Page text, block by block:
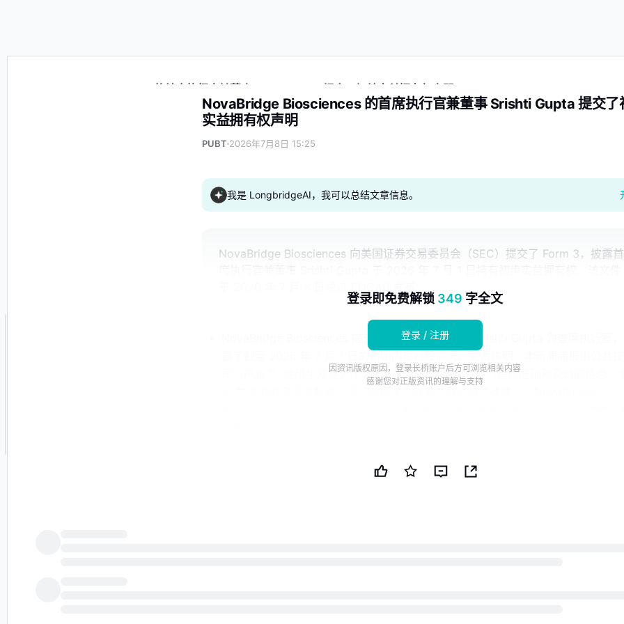
NovaBridge Biosciences 的首席执行官兼董事 Srishti Gupta 提交了初始实益拥有权声明
NovaBridge Biosciences 的首席执行官兼董事 Srishti Gupta 提交了
实益拥有权声明
PUBT 2026年7月8日 15:25
我是 LongbridgeAI，我可以总结文章信息。
NovaBridge Biosciences 向美国证券交易委员会（SEC）提交了 Form 3，披露首
NovaBridge Biosciences 提交了一份表格 3，任命 Srishti Gupta 为首席执行官，
司（PUBT）使用生成性人工智能创建。尽管 PUBT 努力提供准确和及时的信息，
技术公司（PUBT）原始文档：这里
登录即免费解锁 349 字全文
登录 / 注册
因资讯版权原因，登录长桥账户后方可浏览相关内容
感谢您对正版资讯的理解与支持